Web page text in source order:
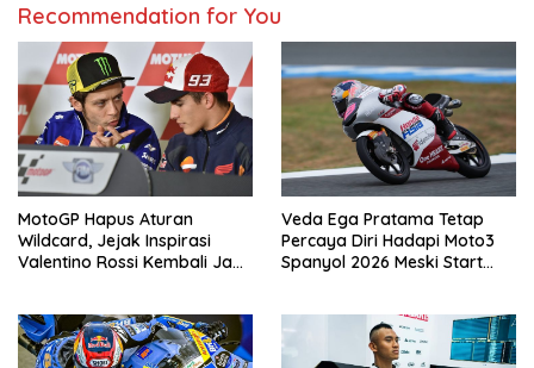
Recommendation for You
MotoGP Hapus Aturan
Wildcard, Jejak Inspirasi
Valentino Rossi Kembali Jadi
Veda Ega Pratama Tetap
Percaya Diri Hadapi Moto3
Spanyol 2026 Meski Start